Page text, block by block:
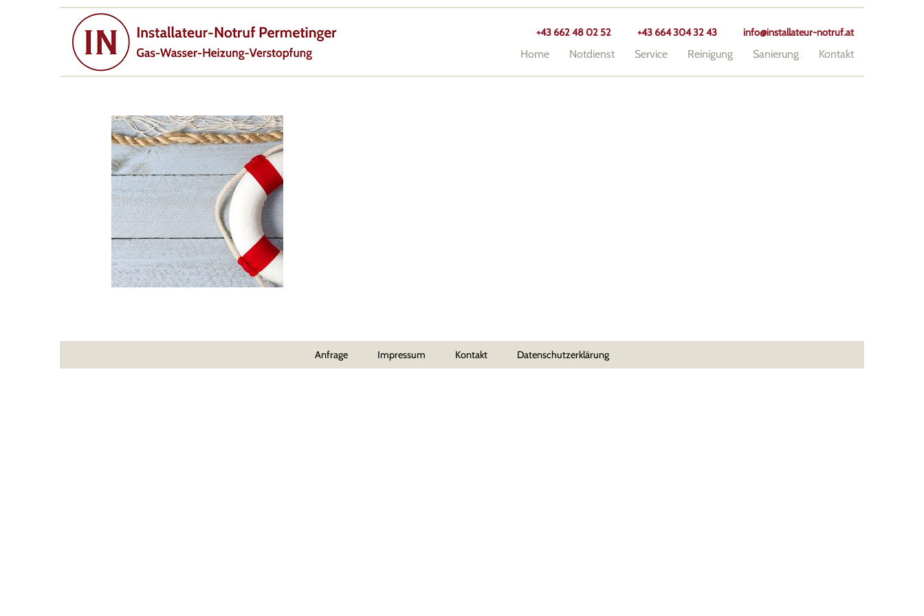
+43 662 48 02 52 +43 664 304 32 43 info@installateur-notruf.at
Home Notdienst Service Reinigung Sanierung Kontakt
Anfrage Impressum Kontakt Datenschutzerklärung